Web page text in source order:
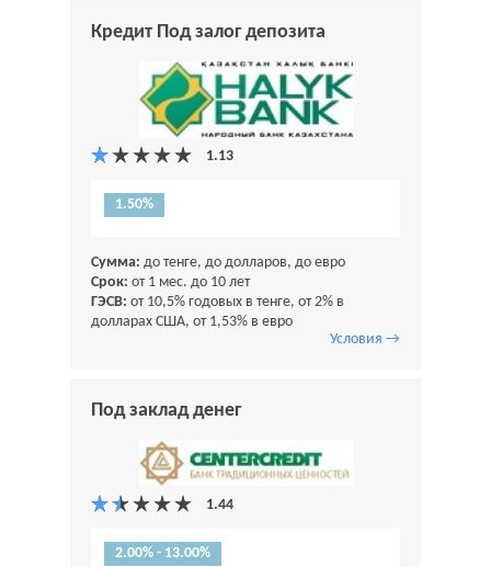
Кредит Под залог депозита
1.50%
Сумма: до тенге, до долларов, до евро
Срок: от 1 мес. до 10 лет
ГЭСВ: от 10,5% годовых в тенге, от 2% в
долларах США, от 1,53% в евро
Условия →
Под заклад денег
2.00% - 13.00%